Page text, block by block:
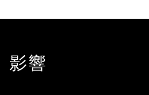
影響